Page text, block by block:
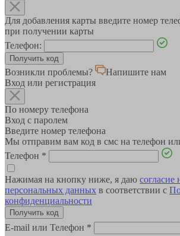
Для добавления карты введите номер
при получении карты
Телефон:
Возникли проблемы?
Напишите нам
Вход или регистрация
По номеру телефона
Вход с паролем
Введите номер телефона
Мы отправим вам код в смс на телефон
Телефон *
Нажимая на кнопку ниже, я даю согласие
персональных данных в соответствии с
конфиденциальности
E-mail или Телефон *